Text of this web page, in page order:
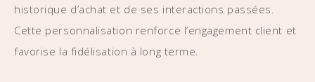
historique d’achat et de ses interactions passées.
Cette personnalisation renforce l’engagement client et
favorise la fidélisation à long terme.